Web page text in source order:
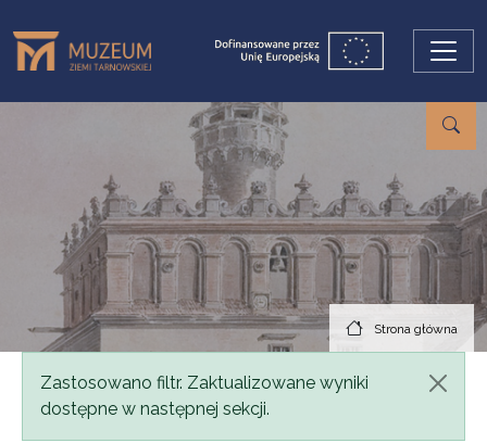
Strona główna
Komunikat
Zastosowano filtr. Zaktualizowane wyniki
dostępne w następnej sekcji.